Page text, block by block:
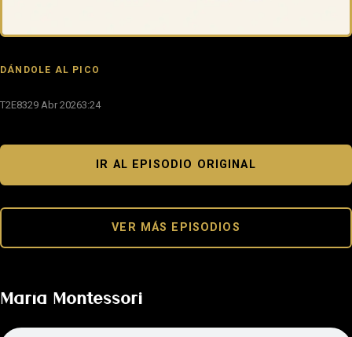
DÁNDOLE AL PICO
T2E8329 Abr 20263:24
IR AL EPISODIO ORIGINAL
VER MÁS EPISODIOS
María Montessori